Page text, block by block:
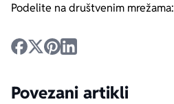
Podelite na društvenim mrežama:
Povezani artikli